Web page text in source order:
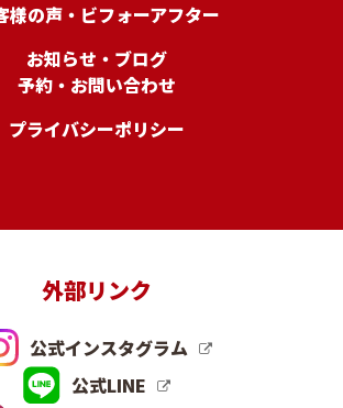
様の声・ビフォーアフター
お知らせ・ブログ
予約・お問い合わせ
プライバシーポリシー
外部リンク
公式インスタグラム
公式LINE